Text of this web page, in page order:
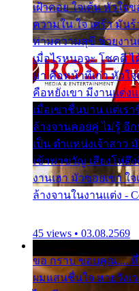
เฝ้าคอย ใจเต้น หัวใจ
ความใน ใจ เศร้า มัน
ท่ามความสุขี ช่วยงาน
เมื่อไรหนอจะ โชคดี
มา คือหน้าที่เก่า หัวใ
คือหยังเขา มีงานแต่ง
เมื่อเขาชื่นบาน แต่เร
ล้างจานคอยคู่ ไม่รู้ อี
เป็น ตำแหน่งเจ้าสาว
เข้าพาขวัญ เสียงโห่ตึ
งานเฮา มัวซอยเขา
ล้างจานในงานแต่ง -
45 views • 03.08.2569
ขอ กราบ ขอบคุณ....
ผมแสนชื่นใจ หายวังเ